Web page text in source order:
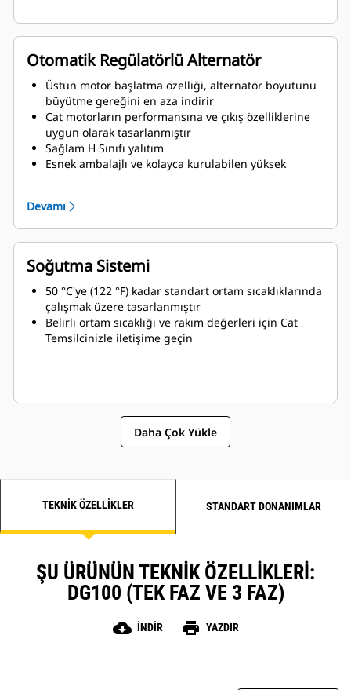
Otomatik Regülatörlü Alternatör
Üstün motor başlatma özelliği, alternatör boyutunu
büyütme gereğini en aza indirir
Cat motorların performansına ve çıkış özelliklerine
uygun olarak tasarlanmıştır
Sağlam H Sınıfı yalıtım
Esnek ambalajlı ve kolayca kurulabilen yüksek
Devamı
Soğutma Sistemi
50 °C'ye (122 °F) kadar standart ortam sıcaklıklarında
çalışmak üzere tasarlanmıştır
Belirli ortam sıcaklığı ve rakım değerleri için Cat
Temsilcinizle iletişime geçin
Daha Çok Yükle
TEKNIK ÖZELLIKLER STANDART DONANIMLAR
ŞU ÜRÜNÜN TEKNIK ÖZELLIKLERI:
DG100 (TEK FAZ VE 3 FAZ)
cloud_download İNDIR print YAZDIR